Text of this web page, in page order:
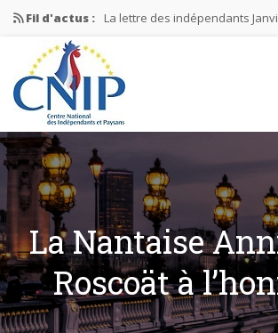
Fil d'actus : La lettre des indépendants
La lettre des indépendants
La lettre des indépendants Juin…
Mission nationale ÉLECTIONS
La lettre des indépendants N°2-
La Nantaise
Roscoät à